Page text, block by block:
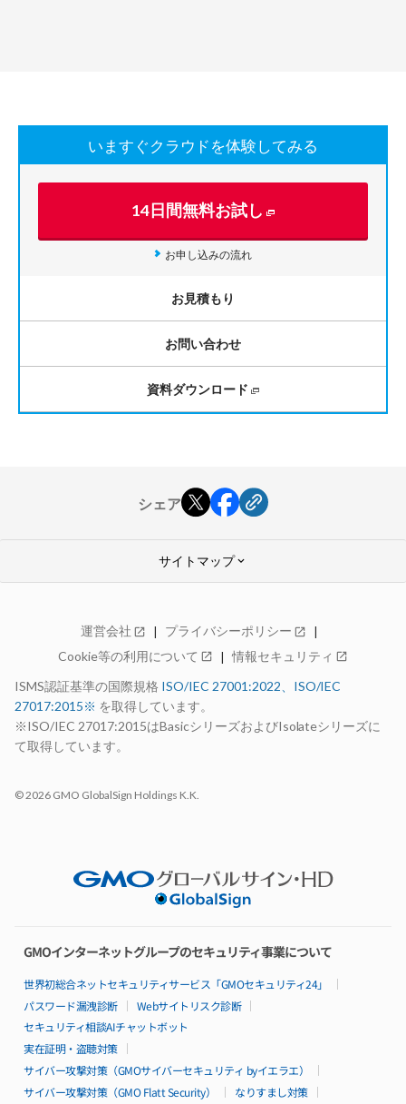
いますぐクラウドを体験してみる
14日間無料お試し
お申し込みの流れ
お見積もり
お問い合わせ
資料ダウンロード
シェア
サイトマップkeyboard_arrow_down
Advanceシリーズ
仕様・機能
構成例
99.99%稼働率保証
サポート
お申し込みの流れ
パートナー制度
特長
料金
仕様・機能
構成例
99.95%稼働率保証
サポート
導入事例
運営会社 open_in_new プライバシーポリシー open_in_new
Cookie等の利用について open_in_new 情報セキュリティ open_in_new
ISMS認証基準の国際規格 ISO/IEC 27001:2022、ISO/IEC
27017:2015※ を取得しています。
※ISO/IEC 27017:2015はBasicシリーズおよびIsolateシリーズに
て取得しています。
© 2026 GMO GlobalSign Holdings K.K.
GMOインターネットグループのセキュリティ事業について
世界初総合ネットセキュリティサービス「GMOセキュリティ24」
パスワード漏洩診断
Webサイトリスク診断
セキュリティ相談AIチャットボット
実在証明・盗聴対策
サイバー攻撃対策（GMOサイバーセキュリティ byイエラエ）
サイバー攻撃対策（GMO Flatt Security）
なりすまし対策